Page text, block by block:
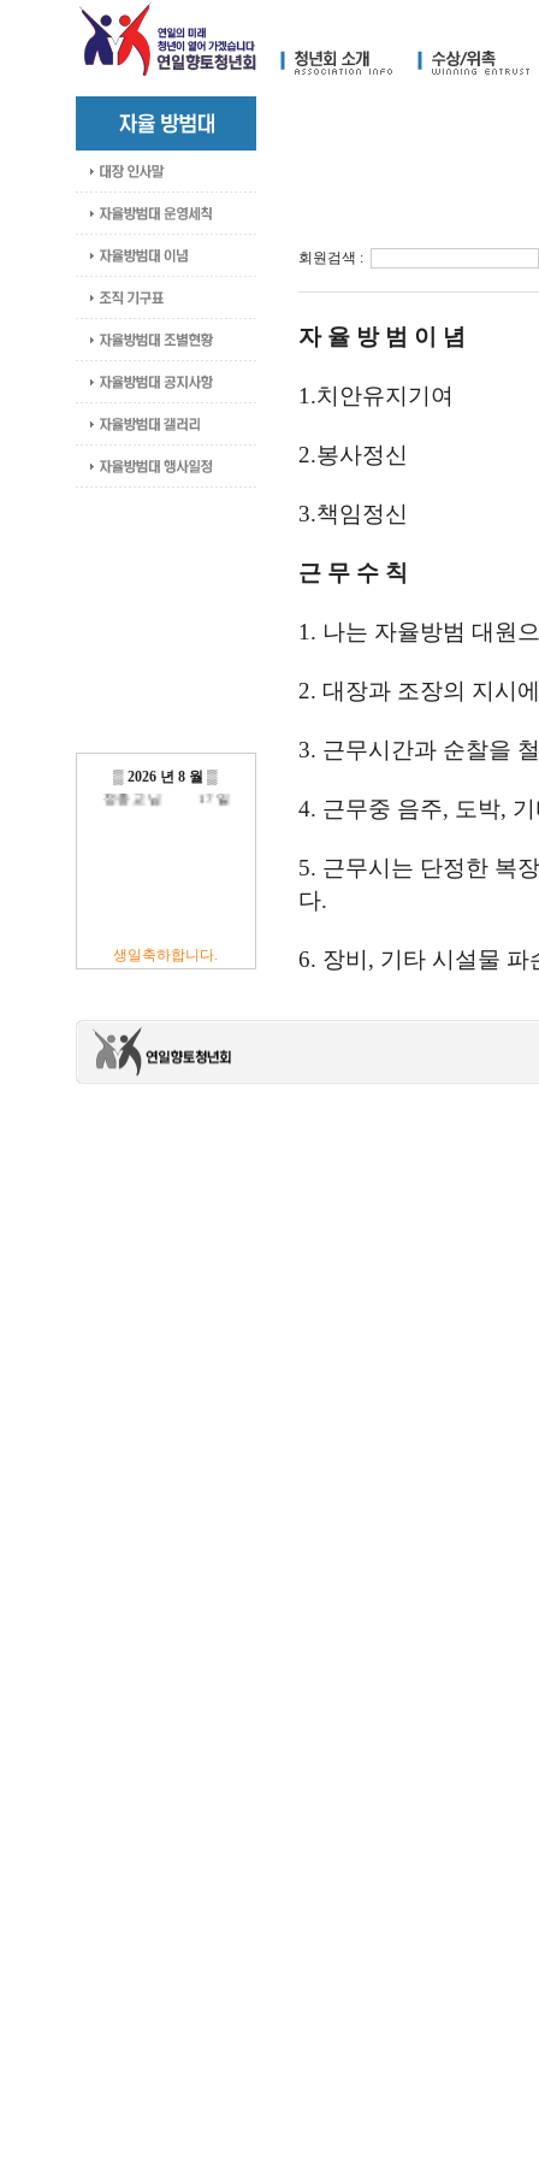
▒ 2026 년 8 월 ▒
전현주 님
01 일
이충훈 님
09 일
정충교 님
17 일
생일축하합니다.
회원검색 :
자 율 방 범 이 념
1.치안유지기여
2.봉사정신
3.책임정신
근 무 수 칙
1. 나는 자율방범 대원
2. 대장과 조장의 지시
3. 근무시간과 순찰을
4. 근무중 음주, 도박,
5. 근무시는 단정한 복
다.
6. 장비, 기타 시설물